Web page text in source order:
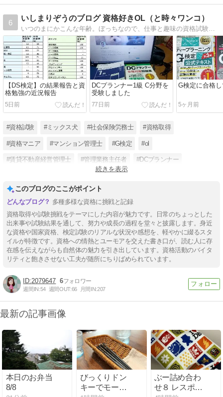
6
いしまりぞうのブログ 資格好きOL（と時々ワンコ）
【DS検定】の結果報告と資
格勉強の近況報告
5日前
DCプランナー1級 C分野を
受験しました
77日前
G検定に合格
5ヶ月前
#資格試験 #ミックス犬 #社会保険労務士 #資格取得
#資格マニア #マンション管理士 #G検定 #ol
#賃貸不動産経営管理士 #管理業務主任者 #DCプランナー
続きを表示
このブログのここがポイント
多種多様な資格に挑戦と記録
資格取得や試験挑戦をテーマにした内容が魅力です。日常のちょっとした
出来事や試験結果を通して、努力や成長の過程を堂々と披露します。身近
な資格や国家資格、検定試験のリアルな状況や感想を、軽やかに綴るスタ
イルが特徴です。資格への情熱とユーモアを交えた書き口が、読む人に存
在感を伝えながらも自然体の魅力を引き出しています。資格活動のバイタ
リティと飽きさせない工夫が随所にちりばめられています。
2079647 6
週間IN:54 週間OUT:66 月間IN:207
最新の記事画像
本日のお弁当
8/8
びっくりドン
キーでモーニ
ぶー詰め合わ
せ８ レスポの